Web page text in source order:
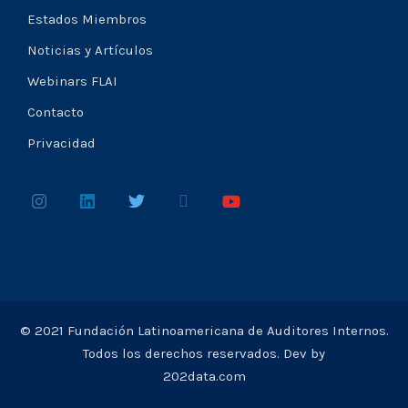
Estados Miembros
Noticias y Artículos
Webinars FLAI
Contacto
Privacidad
© 2021 Fundación Latinoamericana de Auditores Internos.
Todos los derechos reservados. Dev by
202data.com